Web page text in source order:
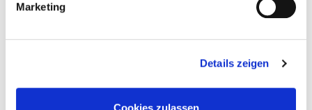
Marketing
Details zeigen
Cookies zulassen
28. Oktober 2024